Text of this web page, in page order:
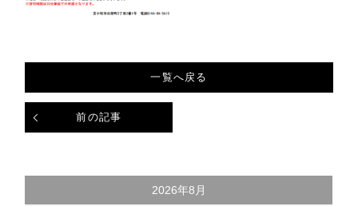
前の記事
一覧へ戻る
2026年8月